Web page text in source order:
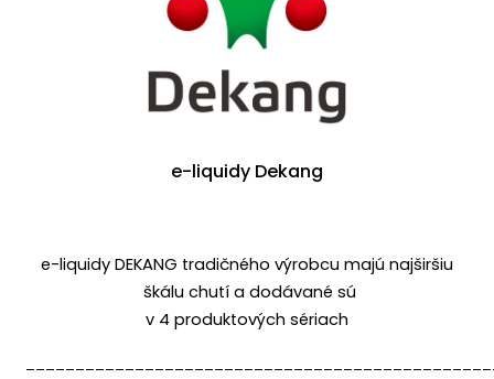
e-liquidy Dekang
e-liquidy DEKANG tradičného výrobcu majú najširšiu
škálu chutí a dodávané sú
v 4 produktových sériach